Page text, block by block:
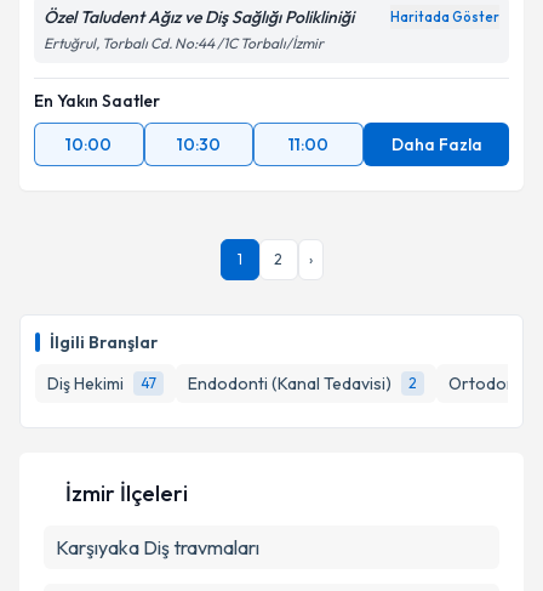
İlgili Branşlar
Diş Hekimi
47 Endodonti (Kanal Tedavisi) 2 Ortodonti
Özel Taludent Ağız ve Diş Sağlığı Polikliniği Haritada Göster
Ertuğrul, Torbalı Cd. No:44 /1C Torbalı/İzmir
En Yakın Saatler
10:00
10:30 11:00 Daha Fazla
1 2 ›
İzmir İlçeleri
Karşıyaka Diş travmaları